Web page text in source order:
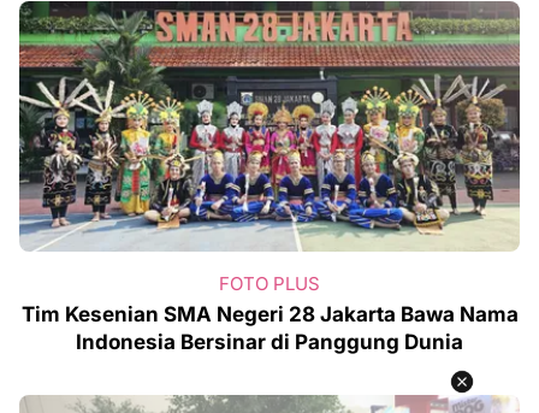
FOTO PLUS
Tim Kesenian SMA Negeri 28 Jakarta Bawa Nama
Indonesia Bersinar di Panggung Dunia